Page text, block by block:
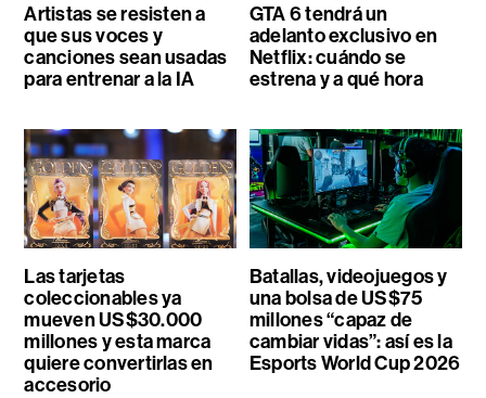
Artistas se resisten a
que sus voces y
canciones sean usadas
para entrenar a la IA
GTA 6 tendrá un
adelanto exclusivo en
Netflix: cuándo se
estrena y a qué hora
Las tarjetas
coleccionables ya
mueven US$30.000
millones y esta marca
quiere convertirlas en
accesorio
Batallas, videojuegos y
una bolsa de US$75
millones “capaz de
cambiar vidas”: así es la
Esports World Cup 2026